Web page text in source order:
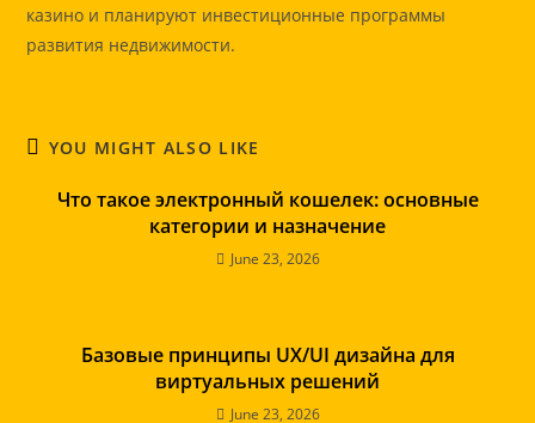
казино и планируют инвестиционные программы
развития недвижимости.
YOU MIGHT ALSO LIKE
Что такое электронный кошелек: основные
категории и назначение
June 23, 2026
Базовые принципы UX/UI дизайна для
виртуальных решений
June 23, 2026